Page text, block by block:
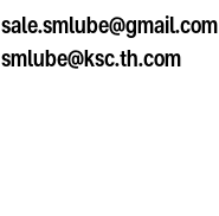
sale.smlube@gmail.com
smlube@ksc.th.com